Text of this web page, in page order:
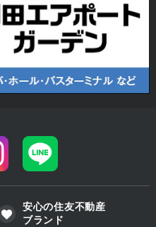
安心の住友不動産
ブランド